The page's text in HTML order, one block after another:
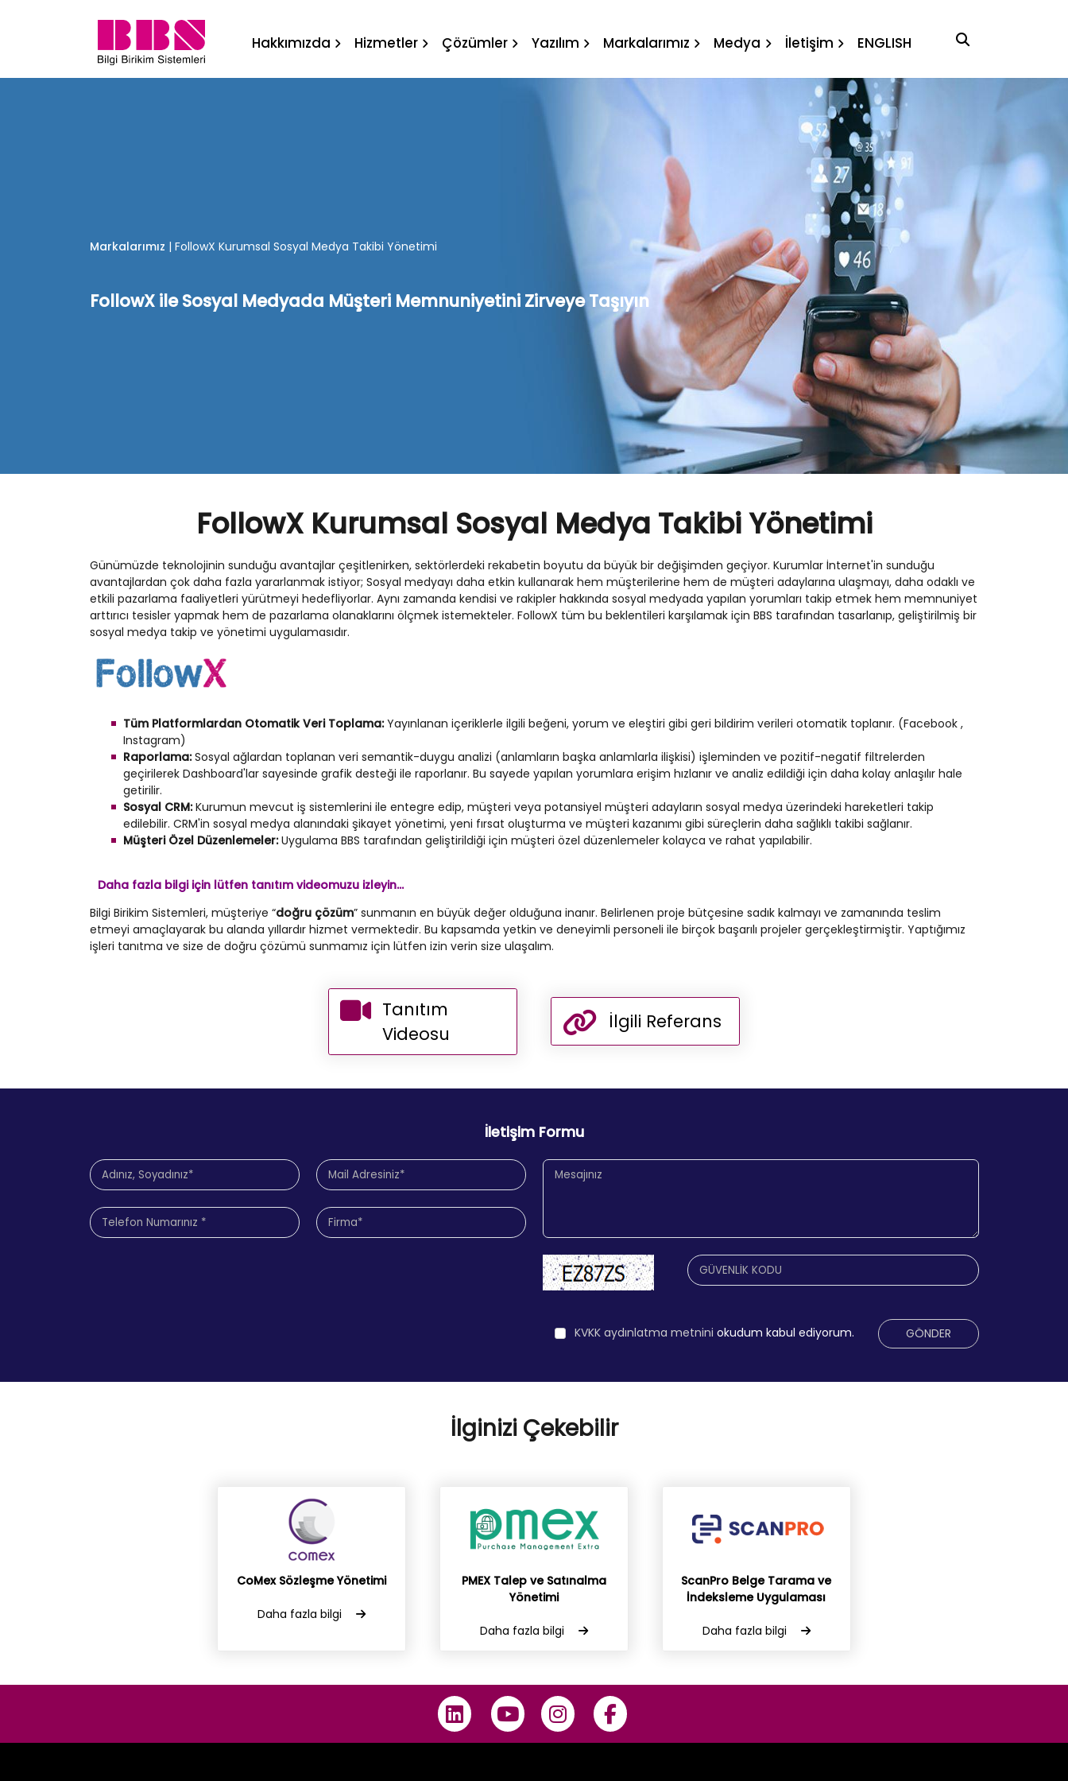
FollowX Kurumsal Sosyal Medya Takibi Yönetimi
Hakkımızda Hizmetler Çözümler Yazılım Markalarımız Medya İletişim ENGLISH
Markalarımız | FollowX Kurumsal Sosyal Medya Takibi Yönetimi
FollowX ile Sosyal Medyada Müşteri Memnuniyetini Zirveye Taşıyın
FollowX Kurumsal Sosyal Medya Takibi Yönetimi
Günümüzde teknolojinin sunduğu avantajlar çeşitlenirken, sektörlerdeki rekabetin boyutu da büyük bir değişimden geçiyor. Kurumlar İnternet'in sunduğu
avantajlardan çok daha fazla yararlanmak istiyor; Sosyal medyayı daha etkin kullanarak hem müşterilerine hem de müşteri adaylarına ulaşmayı, daha odaklı ve
etkili pazarlama faaliyetleri yürütmeyi hedefliyorlar. Aynı zamanda kendisi ve rakipler hakkında sosyal medyada yapılan yorumları takip etmek hem memnuniyet
arttırıcı tesisler yapmak hem de pazarlama olanaklarını ölçmek istemekteler. FollowX tüm bu beklentileri karşılamak için BBS tarafından tasarlanıp, geliştirilmiş bir
sosyal medya takip ve yönetimi uygulamasıdır.
Tüm Platformlardan Otomatik Veri Toplama:Yayınlanan içeriklerle ilgili beğeni, yorum ve eleştiri gibi geri bildirim verileri otomatik toplanır. (Facebook ,
Instagram)
Raporlama:Sosyal ağlardan toplanan veri semantik-duygu analizi (anlamların başka anlamlarla ilişkisi) işleminden ve pozitif-negatif filtrelerden
geçirilerek Dashboard'lar sayesinde grafik desteği ile raporlanır. Bu sayede yapılan yorumlara erişim hızlanır ve analiz edildiği için daha kolay anlaşılır hale
getirilir.
Sosyal CRM:Kurumun mevcut iş sistemlerini ile entegre edip, müşteri veya potansiyel müşteri adayların sosyal medya üzerindeki hareketleri takip
edilebilir. CRM'in sosyal medya alanındaki şikayet yönetimi, yeni fırsat oluşturma ve müşteri kazanımı gibi süreçlerin daha sağlıklı takibi sağlanır.
Müşteri Özel Düzenlemeler:Uygulama BBS tarafından geliştirildiği için müşteri özel düzenlemeler kolayca ve rahat yapılabilir.
Daha fazla bilgi için lütfen tanıtım videomuzu izleyin...
Bilgi Birikim Sistemleri, müşteriye “doğru çözüm” sunmanın en büyük değer olduğuna inanır. Belirlenen proje bütçesine sadık kalmayı ve zamanında teslim
etmeyi amaçlayarak bu alanda yıllardır hizmet vermektedir. Bu kapsamda yetkin ve deneyimli personeli ile birçok başarılı projeler gerçekleştirmiştir. Yaptığımız
işleri tanıtma ve size de doğru çözümü sunmamız için lütfen izin verin size ulaşalım.
Tanıtım
Videosu
İlgili Referans
İletişim Formu
KVKK aydınlatma metniniokudum kabul ediyorum. GÖNDER
İlginizi Çekebilir
CoMex Sözleşme Yönetimi
Daha fazla bilgi
PMEX Talep ve Satınalma
Yönetimi
Daha fazla bilgi
ScanPro Belge Tarama ve
İndeksleme Uygulaması
Daha fazla bilgi